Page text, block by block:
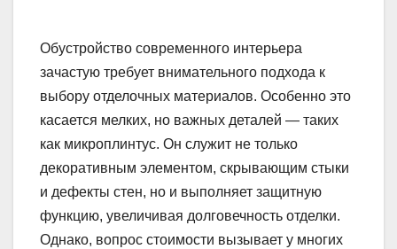
Обустройство современного интерьера
зачастую требует внимательного подхода к
выбору отделочных материалов. Особенно это
касается мелких, но важных деталей — таких
как микроплинтус. Он служит не только
декоративным элементом, скрывающим стыки
и дефекты стен, но и выполняет защитную
функцию, увеличивая долговечность отделки.
Однако, вопрос стоимости вызывает у многих